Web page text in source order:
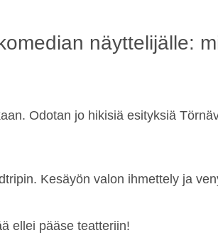
näyttelijälle:
Odotan jo hikisiä esityksiä
Kesäyön valon ihmettely ja
ellei pääse teatteriin!